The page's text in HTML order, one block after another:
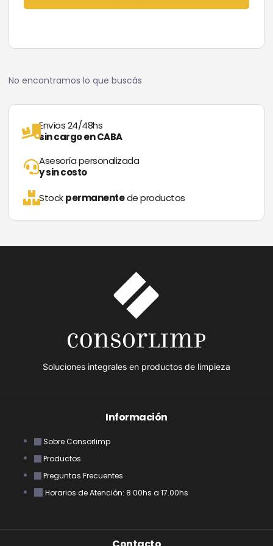
No encontramos lo que buscás
Envíos 24/48hs
sin cargo en CABA
Asesoría personalizada
y sin costo
Stockpermanentede productos
Soluciones integrales en productos de limpieza
Información
Sobre Consorlimp
Productos
Preguntas Frecuentes
Horarios de Atención: 8.00hs a 17.00hs